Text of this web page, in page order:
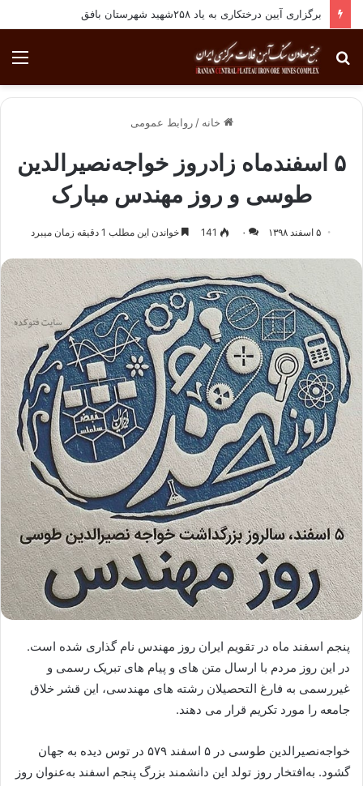
برگزاری آیین درختکاری به یاد ۲۵۸شهید شهرستان بافق
جستجو
برای
خانه / روابط عمومی
۵ اسفندماه زادروز خواجه‌نصیرالدین
طوسی و روز مهندس مبارک
۵ اسفند ۱۳۹۸ ۰ 141 خواندن این مطلب 1 دقیقه زمان میبرد
پنجم اسفند ماه در تقویم ایران روز مهندس نام گذاری شده است.
در این روز مردم با ارسال متن های و پیام های تبریک رسمی و
غیررسمی به فارغ التحصیلان رشته های مهندسی، این قشر خلاق
جامعه را مورد تکریم قرار می دهند.
خواجه‌نصیرالدین طوسی در ۵ اسفند ۵۷۹ در توس دیده به جهان
گشود. به‌افتخار روز تولد این دانشمند بزرگ پنجم اسفند به‌عنوان روز